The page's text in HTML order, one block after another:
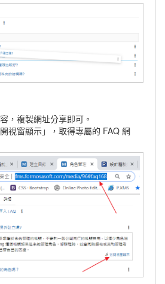
，複製網址分享即可。
視窗顯示」，取得專屬的 FAQ 網